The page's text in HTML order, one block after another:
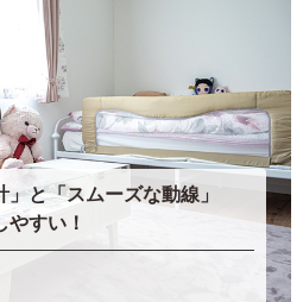
」と「スムーズな動線」
すい！